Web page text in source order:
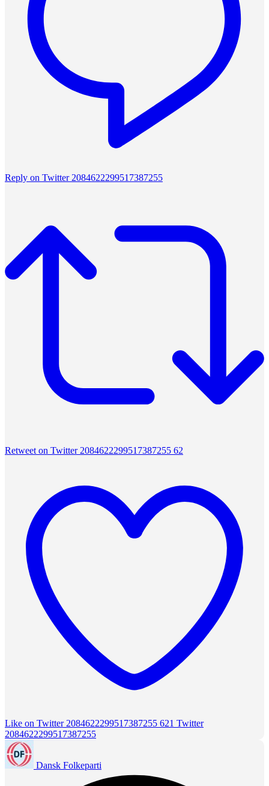
Reply on Twitter 2084622299517387255
Retweet on Twitter 2084622299517387255 62
Like on Twitter 2084622299517387255 621 Twitter
2084622299517387255
Dansk Folkeparti